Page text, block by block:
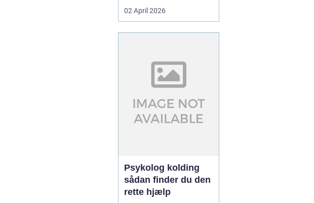
sig selv. Et godt stykke
rugbrød med sprød
hverdag til noget særligt.
I Aalborg er interessen
for klassisk dansk f...
02 April 2026
Psykolog kolding
sådan finder du den
rette hjælp